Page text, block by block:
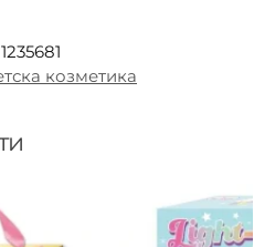
1235681
козметика